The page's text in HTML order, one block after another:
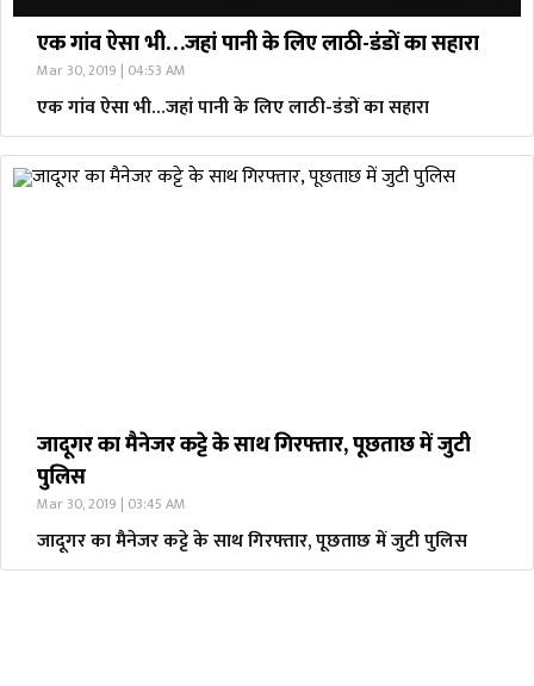
एक गांव ऐसा भी…जहां पानी के लिए लाठी-डंडों का सहारा
Mar 30, 2019 | 04:53 AM
एक गांव ऐसा भी…जहां पानी के लिए लाठी-डंडों का सहारा
जादूगर का मैनेजर कट्टे के साथ गिरफ्तार, पूछताछ में जुटी
पुलिस
Mar 30, 2019 | 03:45 AM
जादूगर का मैनेजर कट्टे के साथ गिरफ्तार, पूछताछ में जुटी पुलिस